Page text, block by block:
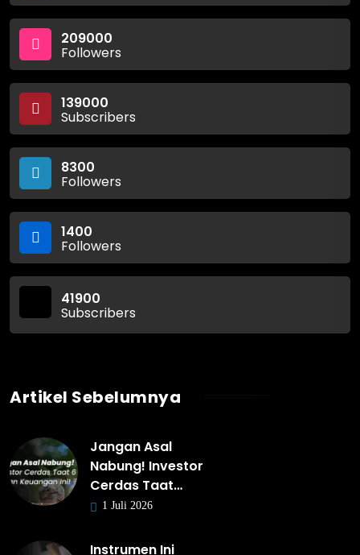
209000
Followers
139000
Subscribers
8300
Followers
1400
Followers
41900
Subscribers
Artikel Sebelumnya
Jangan Asal
Nabung! Investor
Cerdas Taat…
1 Juli 2026
Instrumen Ini